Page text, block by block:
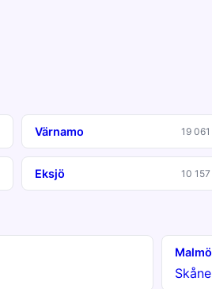
Värnamo 19 061
Eksjö 10 157
Malmö
Skåne